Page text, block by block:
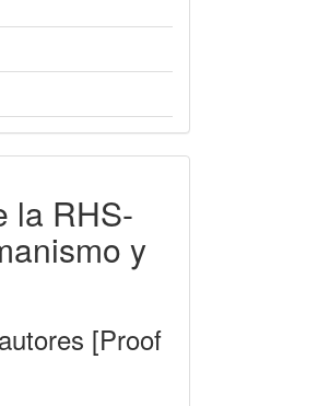
la RHS-
y
[Proof